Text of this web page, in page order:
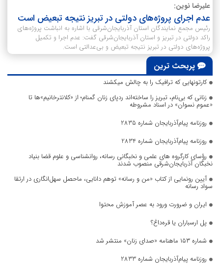
علیرضا نوین:
عدم اجرای پروژه‌های دولتی در تبریز نتیجه تبعیض است
رئیس مجمع نمایندگان استان آذربایجان‌شرقی با اشاره به انباشت پروژه‌های
راکد دولتی در تبریز و استان آذربایجان‌شرقی گفت: عدم اجرا و تکمیل
پروژه‌های دولتی در تبریز نتیجه تبعیض و بی‌عدالتی است.
پربحث ترین
کارتونهایی که ترافیک را به چالش میکشند
زنانی که بی‌نام، تبریز را ساخته‌اند ردپای زنان گمنام؛ از «کلانترخانیم»ها تا
«عموم نسوان» در اسناد مشروطه
روزنامه پیام‌آذربایجان شماره 2835
روزنامه پیام‌آذربایجان شماره 2834
رؤسای کارگروه های علمی و نخبگانی رسانه، روانشناسی و علوم قضا بنیاد
نخبگان آذربایجان‌شرقی منصوب شدند
آیین رونمایی از کتاب «من و رسانه» توهم دانایی، ماحصل سهل‌انگاری در ارتقا
سواد رسانه
ایران و ضرورت ورود به عصر آموزش محتوا
پل ارسباران یا قره‌داغ؟
شماره ۱۵۳ ماهنامه «صدای زنان» منتشر شد
روزنامه پیام‌آذربایجان شماره 2833